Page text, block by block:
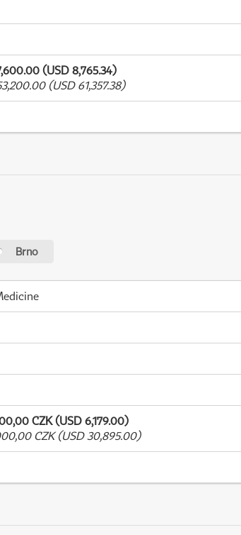
(USD 8,765.34)
(USD 61,357.38)
Brno
CZK (USD 6,179.00)
CZK (USD 30,895.00)